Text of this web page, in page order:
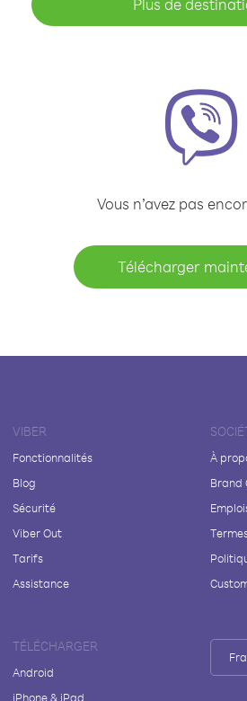
Plus de
Vous n’avez pas
Télécharger
VIBER
Fonctionnalités
Blog
Sécurité
Viber Out
Tarifs
Assistance
À
Brand
TÉLÉCHARGER
Android
iPhone & iPad